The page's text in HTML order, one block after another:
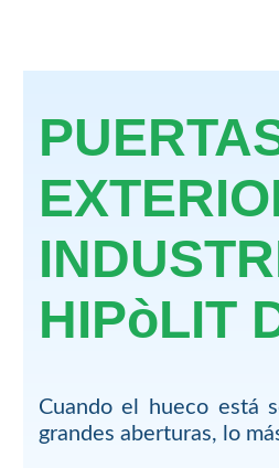
HIPòLIT
Cuando el hueco está
grandes aberturas, lo